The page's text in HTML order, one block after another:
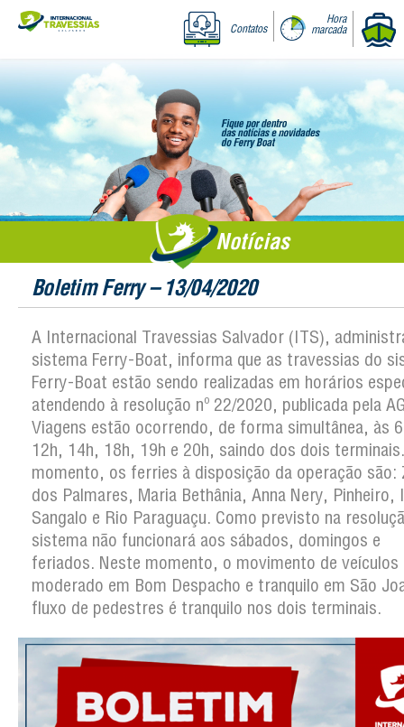
Contatos
Hora
marcada
Notícias
Boletim Ferry – 13/04/2020
A Internacional Travessias Salvador (ITS),
sistema Ferry-Boat, informa que as travessias do
Ferry-Boat estão sendo realizadas em horários
atendendo à resolução nº 22/2020, publicada pela
Viagens estão ocorrendo, de forma simultânea, às
12h, 14h, 18h, 19h e 20h, saindo dos dois
momento, os ferries à disposição da operação são:
dos Palmares, Maria Bethânia, Anna Nery, Pinheiro,
Sangalo e Rio Paraguaçu. Como previsto na
sistema não funcionará aos sábados, domingos e
feriados. Neste momento, o movimento de veículos
moderado em Bom Despacho e tranquilo em São
fluxo de pedestres é tranquilo nos dois terminais.